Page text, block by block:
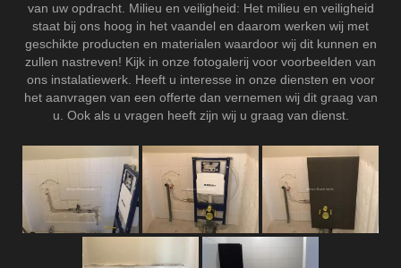
van uw opdracht. Milieu en veiligheid: Het milieu en veiligheid
staat bij ons hoog in het vaandel en daarom werken wij met
geschikte producten en materialen waardoor wij dit kunnen en
zullen nastreven! Kijk in onze fotogalerij voor voorbeelden van
ons instalatiewerk. Heeft u interesse in onze diensten en voor
het aanvragen van een offerte dan vernemen wij dit graag van
u. Ook als u vragen heeft zijn wij u graag van dienst.